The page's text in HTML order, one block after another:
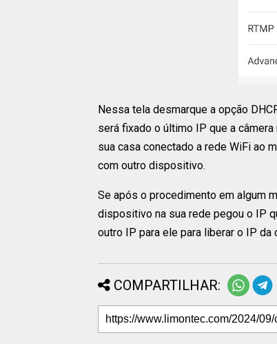
Nessa tela desmarque a opção
será fixado o último IP que a
sua casa conectado a rede WiFi ao
com outro dispositivo.
Se após o procedimento em algum
dispositivo na sua rede pegou o IP
outro IP para ele para liberar o IP da
COMPARTILHAR: